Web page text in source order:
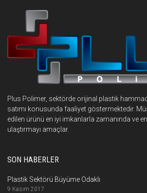
Plus Polimer, sektörde orijinal plastik
satımı konusunda faaliyet göstermektedir.
edilen ürünü en iyi imkanlarla zamanında ve
ulaştırmayı amaçlar.
SON HABERLER
Plastik Sektörü Büyüme Odaklı
9 Kasım 2017